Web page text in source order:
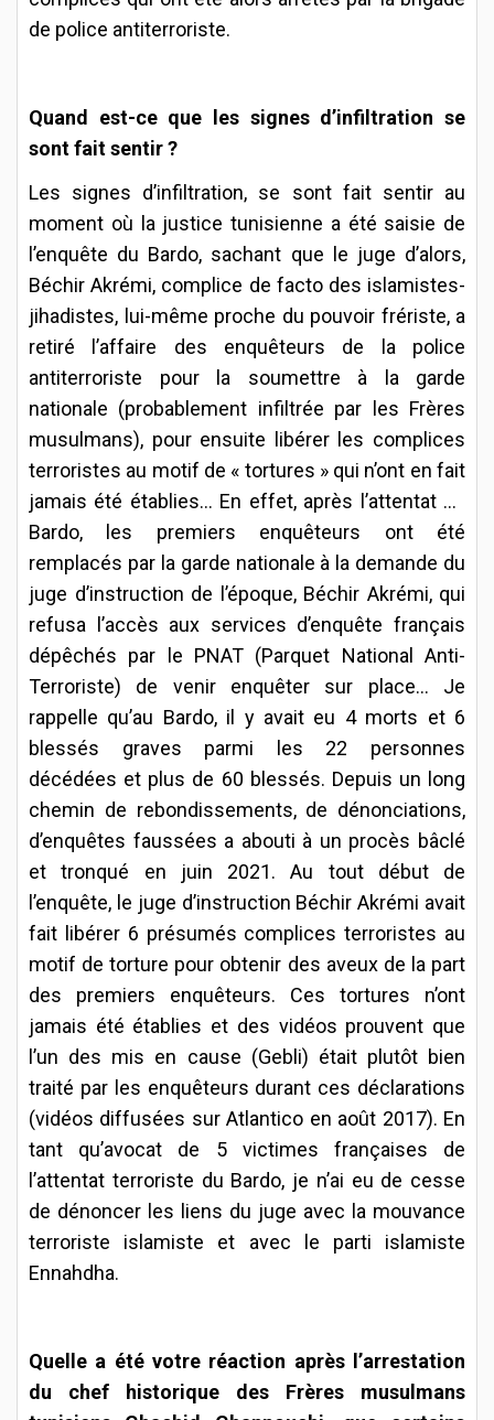
de police antiterroriste.
Quand est-ce que les signes d’infiltration se
sont fait sentir ?
Les signes d’infiltration, se sont fait sentir au
moment où la justice tunisienne a été saisie de
l’enquête du Bardo, sachant que le juge d’alors,
Béchir Akrémi, complice de facto des islamistes-
jihadistes, lui-même proche du pouvoir frériste, a
retiré l’affaire des enquêteurs de la police
antiterroriste pour la soumettre à la garde
nationale (probablement infiltrée par les Frères
musulmans), pour ensuite libérer les complices
terroristes au motif de « tortures » qui n’ont en fait
jamais été établies… En effet, après l’attentat du
Bardo, les premiers enquêteurs ont été
remplacés par la garde nationale à la demande du
juge d’instruction de l’époque, Béchir Akrémi, qui
refusa l’accès aux services d’enquête français
dépêchés par le PNAT (Parquet National Anti-
Terroriste) de venir enquêter sur place... Je
rappelle qu’au Bardo, il y avait eu 4 morts et 6
blessés graves parmi les 22 personnes
décédées et plus de 60 blessés. Depuis un long
chemin de rebondissements, de dénonciations,
d’enquêtes faussées a abouti à un procès bâclé
et tronqué en juin 2021. Au tout début de
l’enquête, le juge d’instruction Béchir Akrémi avait
fait libérer 6 présumés complices terroristes au
motif de torture pour obtenir des aveux de la part
des premiers enquêteurs. Ces tortures n’ont
jamais été établies et des vidéos prouvent que
l’un des mis en cause (Gebli) était plutôt bien
traité par les enquêteurs durant ces déclarations
(vidéos diffusées sur Atlantico en août 2017). En
tant qu’avocat de 5 victimes françaises de
l’attentat terroriste du Bardo, je n’ai eu de cesse
de dénoncer les liens du juge avec la mouvance
terroriste islamiste et avec le parti islamiste
Ennahdha.
Quelle a été votre réaction après l’arrestation
du chef historique des Frères musulmans